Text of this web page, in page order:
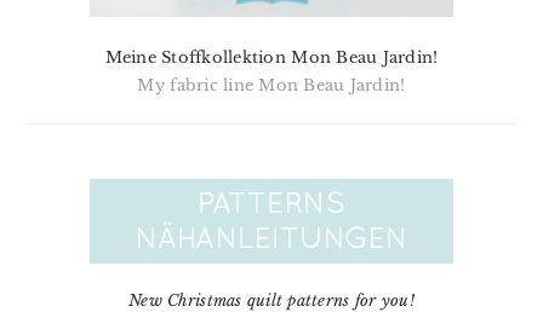
Meine Stoffkollektion Mon Beau Jardin!
My fabric line Mon Beau Jardin!
New Christmas quilt patterns for you!